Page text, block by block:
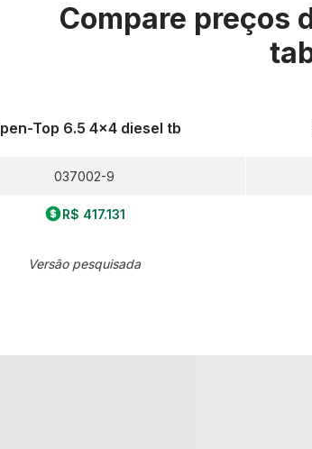
Compare preços
Top 6.5 4x4 diesel tb
037002-9
R$ 417.131
Versão pesquisada